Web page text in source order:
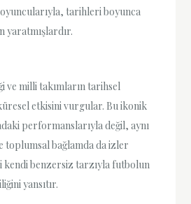
tarihleri boyunca
yaratmışlardır.
ve milli takımların tarihsel
etkisini vurgular. Bu ikonik
performanslarıyla değil, aynı
toplumsal bağlamda da izler
kendi benzersiz tarzıyla futbolun
yansıtır.